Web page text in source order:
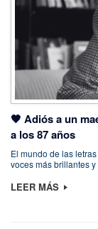
🖤 Adiós a un
a los 87 años
El mundo de las
voces más brillantes
LEER MÁS